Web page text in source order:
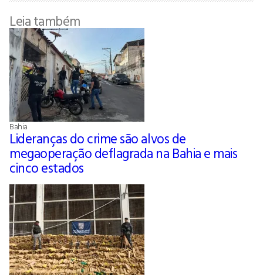
Leia também
Bahia
Lideranças do crime são alvos de
megaoperação deflagrada na Bahia e mais
cinco estados